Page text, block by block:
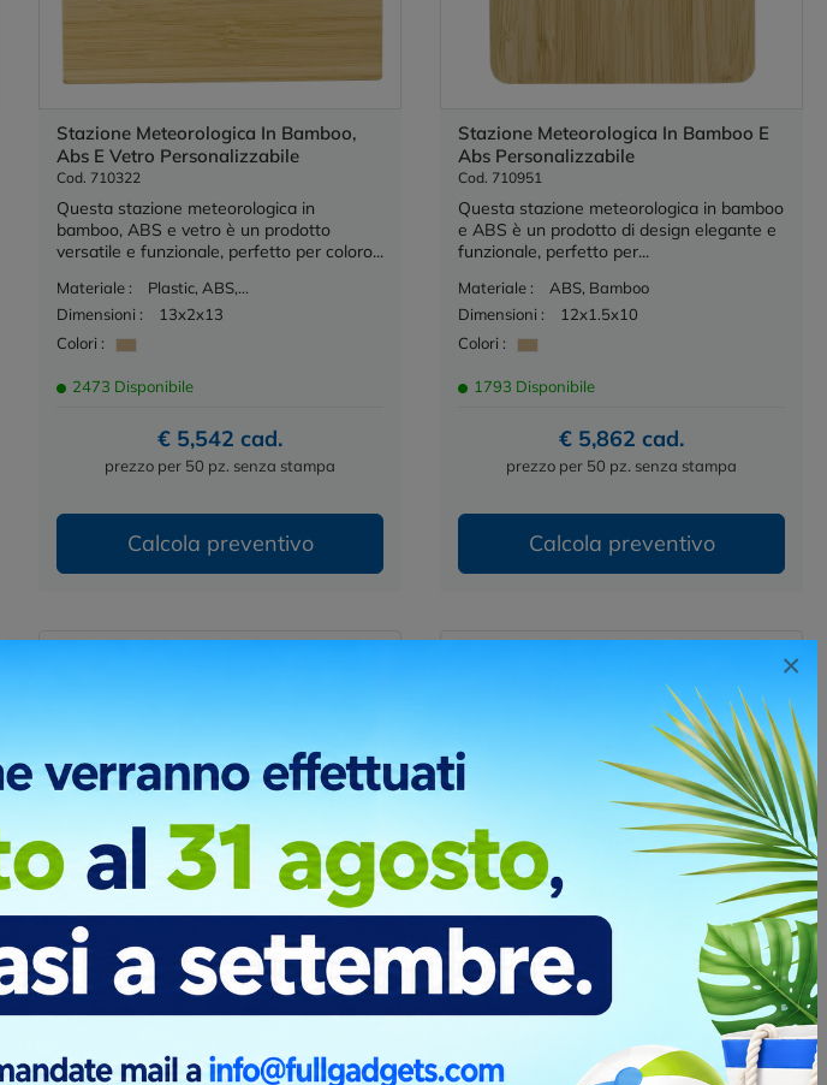
×
Stazione Meteorologica In Bamboo,
Abs E Vetro Personalizzabile
Cod. 710322
Questa stazione meteorologica in
bamboo, ABS e vetro è un prodotto
versatile e funzionale, perfetto per coloro...
Materiale :
Plastic, ABS,...
Dimensioni :
13x2x13
Colori :
2473 Disponibile
€ 5,542 cad.
prezzo per 50 pz. senza stampa
Calcola preventivo
Stazione Meteorologica In Bamboo E
Abs Personalizzabile
Cod. 710951
Questa stazione meteorologica in bamboo
e ABS è un prodotto di design elegante e
funzionale, perfetto per...
Materiale :
ABS, Bamboo
Dimensioni :
12x1.5x10
Colori :
1793 Disponibile
€ 5,862 cad.
prezzo per 50 pz. senza stampa
Calcola preventivo
Personalizzabile
Cod. KC6460
Ripper - Stazione Meteo E Orologio
Cod. IT3575